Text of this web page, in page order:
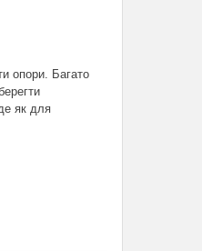
опори. Багато
як для